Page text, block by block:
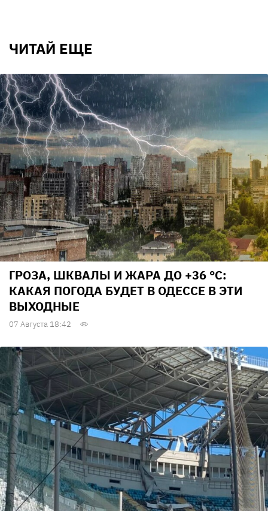
ЧИТАЙ ЕЩЕ
ГРОЗА, ШКВАЛЫ И ЖАРА ДО +36 °С:
КАКАЯ ПОГОДА БУДЕТ В ОДЕССЕ В ЭТИ
ВЫХОДНЫЕ
07 Августа 18:42